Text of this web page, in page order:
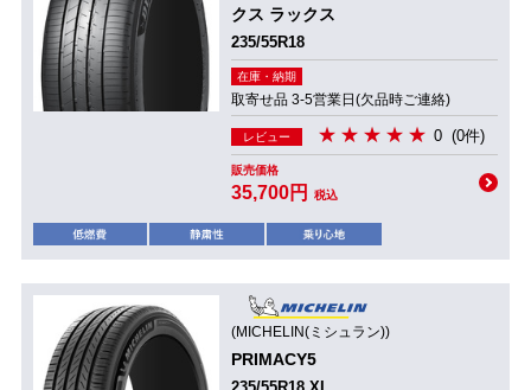
クス ラックス
235/55R18
在庫・納期
取寄せ品 3-5営業日(欠品時ご連絡)
レビュー 0 (0件)
販売価格
35,700円 税込
(MICHELIN(ミシュラン))
PRIMACY5